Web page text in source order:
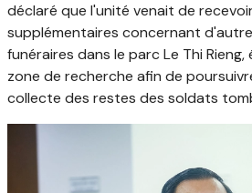
déclaré que l'unité venait de
supplémentaires concernant
funéraires dans le parc Le Thi Rieng,
zone de recherche afin de
collecte des restes des soldats